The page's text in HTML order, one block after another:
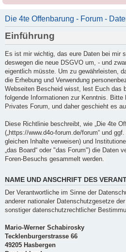
Die 4te Offenbarung - Forum -
Einführung
Es ist mir wichtig, das eure Daten bei mir
deswegen die neue DSGVO um, - und
eigentlich müsste. Um zu gewährleisten,
die Erhebung und Verwendung
Webseiten Bescheid wisst, lest Euch das
folgende Informationen zur Kenntnis.
Bitte
Privates Forum, und daher geschieht es
Diese Richtlinie beschreibt, wie „Die 4te
(„ https://www.d4o-forum.de/forum“ und
gleichen Inhalte verweisen) und
„das Board“ oder "das Forum") die Daten
Foren-Besuchs gesammelt werden.
NAME UND ANSCHRIFT DES
Der Verantwortliche im Sinne der
anderer nationaler Datenschutzgesetze
sonstiger datenschutzrechtlicher
Mario-Werner Schabirosky
Tecklenburgerstrasse 66
49205 Hasbergen